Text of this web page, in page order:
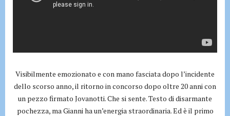
Visibilmente emozionato e con mano fasciata dopo l’incidente
dello scorso anno, il ritorno in concorso dopo oltre 20 anni con
un pezzo firmato Jovanotti. Che si sente. Testo di disarmante
pochezza, ma Gianni ha un’energia straordinaria. Ed è il primo